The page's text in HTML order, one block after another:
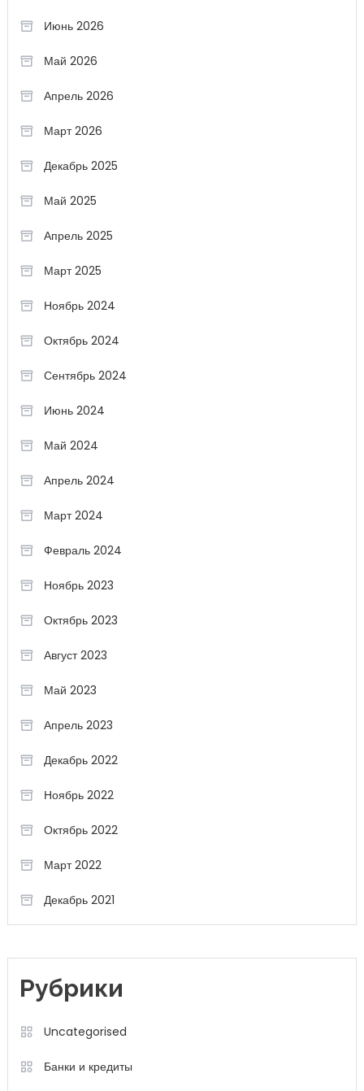
Июнь 2026
Май 2026
Апрель 2026
Март 2026
Декабрь 2025
Май 2025
Апрель 2025
Март 2025
Ноябрь 2024
Октябрь 2024
Сентябрь 2024
Июнь 2024
Май 2024
Апрель 2024
Март 2024
Февраль 2024
Ноябрь 2023
Октябрь 2023
Август 2023
Май 2023
Апрель 2023
Декабрь 2022
Ноябрь 2022
Октябрь 2022
Март 2022
Декабрь 2021
Рубрики
Uncategorised
Банки и кредиты